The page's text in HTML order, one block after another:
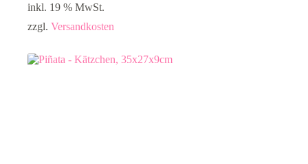
inkl. 19 % MwSt.
zzgl. Versandkosten